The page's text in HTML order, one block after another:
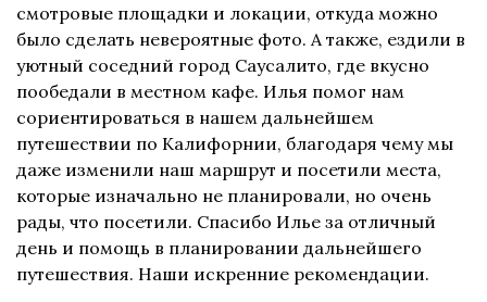
смотровые площадки и локации, откуда можно
было сделать невероятные фото. А также, ездили в
уютный соседний город Саусалито, где вкусно
пообедали в местном кафе. Илья помог нам
сориентироваться в нашем дальнейшем
путешествии по Калифорнии, благодаря чему мы
даже изменили наш маршрут и посетили места,
которые изначально не планировали, но очень
рады, что посетили. Спасибо Илье за отличный
день и помощь в планировании дальнейшего
путешествия. Наши искренние рекомендации.